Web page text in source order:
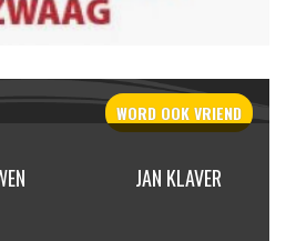
WORD OOKVRIEND
JAN KLAVER